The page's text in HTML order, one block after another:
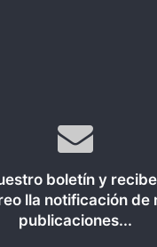
boletín y
lla notificación de
publicaciones...